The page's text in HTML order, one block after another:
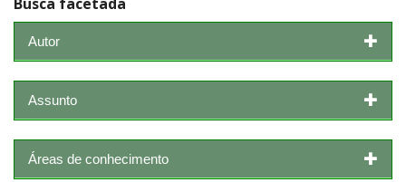
Autor
Assunto
Áreas de conhecimento